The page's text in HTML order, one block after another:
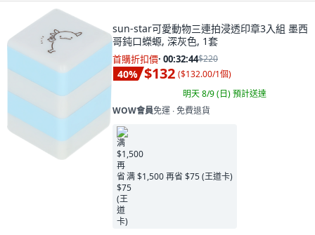
sun-star可愛動物三連拍浸透印章3入組 墨西
哥鈍口蠑螈, 深灰色, 1套
首購折扣價· 00:32:42$220
40% $132 ($132.00/1個)
明天 8/9 (日)預計送達
WOW會員免運 ∙ 免費退貨
满 $1,500 再省 $75 (王道卡)